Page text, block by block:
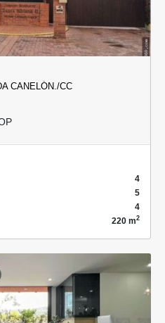
CANELÓN./CC
4
5
4
220 m2